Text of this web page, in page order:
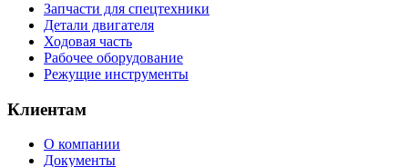
Запчасти для спецтехники
Детали двигателя
Ходовая часть
Рабочее оборудование
Режущие инструменты
Клиентам
О компании
Документы